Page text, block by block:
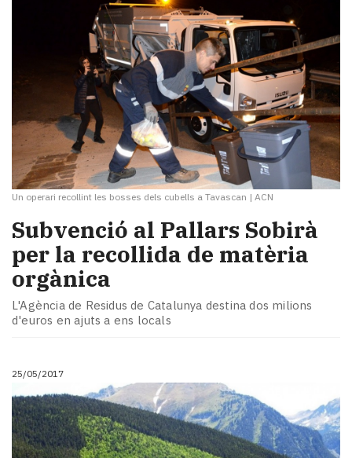
Un operari recollint les bosses dels cubells a Tavascan | ACN
Subvenció al Pallars Sobirà
per la recollida de matèria
orgànica
L'Agència de Residus de Catalunya destina dos milions
d'euros en ajuts a ens locals
25/05/2017